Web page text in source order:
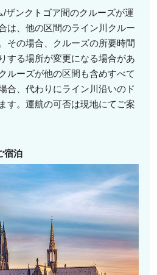
/ザンクトゴア間のクルーズが運
は、他の区間のライン川クルー
その場合、クルーズの所要時間
する場所が変更になる場合があ
ルーズが他の区間も含めすべて
合、代わりにライン川沿いのド
す。運航の可否は現地にてご案
宿泊